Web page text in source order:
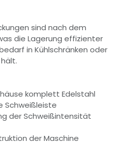
sind nach dem
die Lagerung effizienter
in Kühlschränken oder
komplett Edelstahl
Schweißleiste
der Schweißintensität
der Maschine